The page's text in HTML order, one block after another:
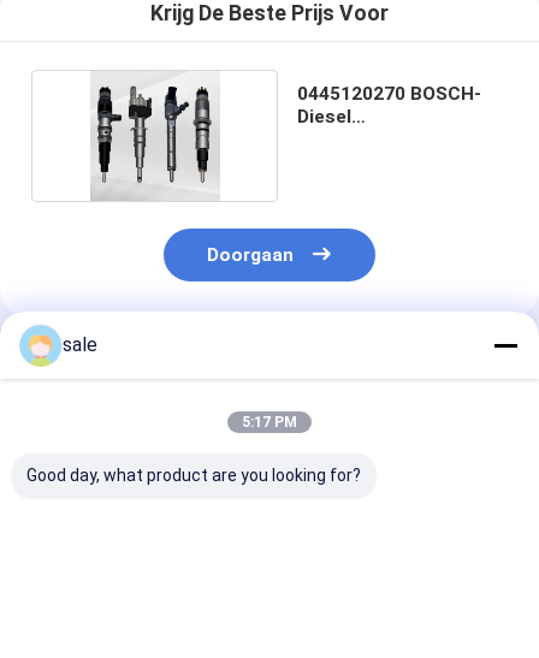
Krijg De Beste Prijs Voor
0445120270 BOSCH-
Diesel
Doorgaan
Geadviseerde Producten
sale
5:17 PM
Good day, what product are you looking for?